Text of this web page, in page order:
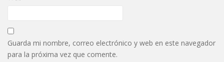
Guarda mi nombre, correo electrónico y web en este navegador
para la próxima vez que comente.